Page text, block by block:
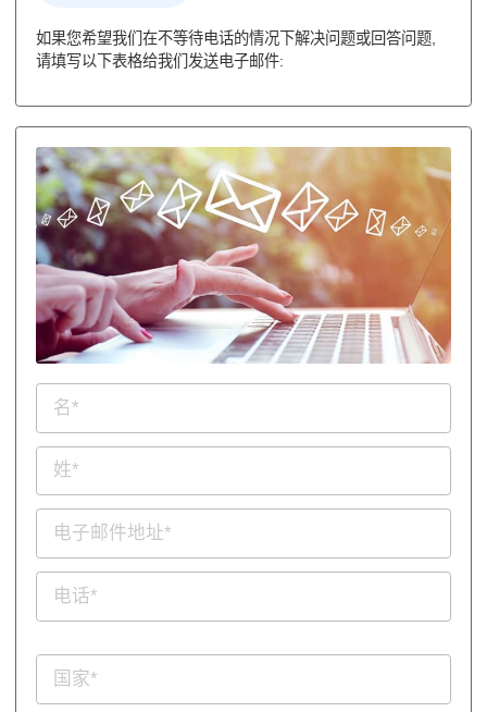
如果您希望我们在不等待电话的情况下解决问题或回答问题,
请填写以下表格给我们发送电子邮件: